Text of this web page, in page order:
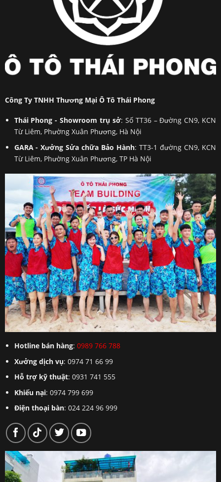
Công Ty TNHH Thương Mại Ô Tô Thái Phong
Thái Phong - Showroom trụ sở: Số TT36 – Đường CN9, KCN
Từ Liêm, Phường Xuân Phương, Hà Nội
GARA - Xưởng Sửa chữa Bảo Hành: TT3-1 đường CN9, KCN
Từ Liêm, Phường Xuân Phương, TP Hà Nội
Hotline bán hàng: 0989 766 788
Xưởng dịch vụ: 0974 71 66 99
Hỗ trợ kỹ thuật: 0931 741 555
Khiếu nại: 0974 799 699
Điện thoại bàn: 024 224 96 999